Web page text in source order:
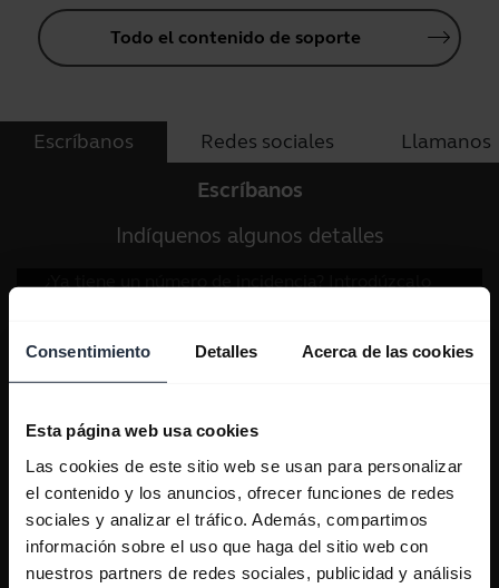
Consentimiento Detalles Acerca de las cookies
Esta página web usa cookies
Las cookies de este sitio web se usan para personalizar
el contenido y los anuncios, ofrecer funciones de redes
sociales y analizar el tráfico. Además, compartimos
información sobre el uso que haga del sitio web con
nuestros partners de redes sociales, publicidad y análisis
Todo el contenido de soporte
Escríbanos Redes sociales Llamanos
Escríbanos
Indíquenos algunos detalles